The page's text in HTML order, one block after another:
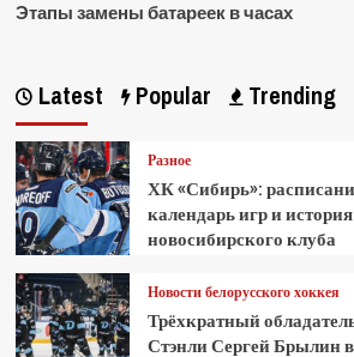
Этапы замены батареек в часах
Latest Popular Trending
Разное
ХК «Сибирь»:
календарь игр и история
новосибирского клуба
Новости белорусского хоккея
Трёхкратный
Стэнли Сергей Брылин